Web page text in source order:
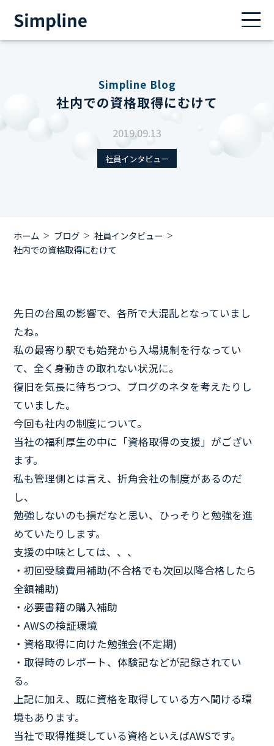
Simpline Blog
社内での資格取得にむけて
2019.09.13
社員インタビュー
ホーム ブログ
社員インタビュー
社内での資格取得にむけて
先日の台風の影響で、各所で大混乱となっていまし
たね。
私の最寄り駅でも始発から入場規制を行なってい
て、全く身動きの取れない状況に。
復旧を気長に待ちつつ、ブログのネタを考えたりし
ていました。
今回も社内の制度について。
当社の福利厚生の中に「資格取得の支援」がござい
ます。
私も管理側とは言え、折角会社の制度があるのだ
し、
勉強しないのも損だなと思い、ひっそりと勉強を進
めていたりします。
支援の中味としては、、、
・初回受験費用補助(不合格でも次回以降合格したら
全額補助)
・必要書籍の購入補助
・AWSの検証環境
・資格取得に向けた勉強会(不定期)
・取得時のレポート、体験記などが記録されてい
る。
上記に加え、既に資格を取得している方へ聞ける環
境もあります。
当社で取得推奨している資格といえばAWSです。